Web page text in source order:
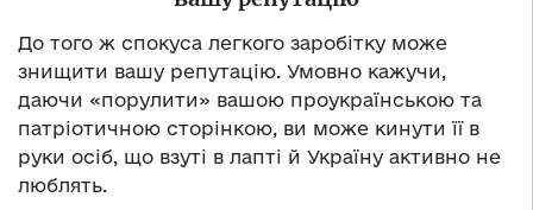
До того ж спокуса легкого заробітку може
знищити вашу репутацію. Умовно кажучи,
даючи «порулити» вашою проукраїнською та
патріотичною сторінкою, ви може кинути її в
руки осіб, що взуті в лапті й Україну активно не
люблять.